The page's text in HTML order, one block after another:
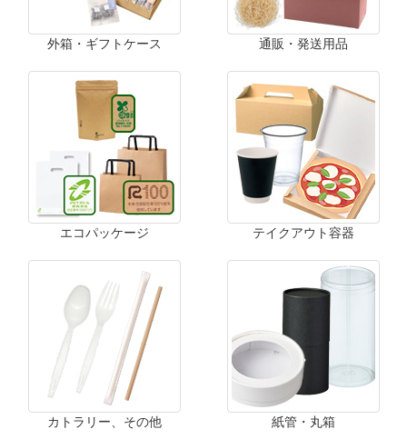
外箱・ギフトケース 通販・発送用品
エコパッケージ テイクアウト容器
カトラリー、その他 紙管・丸箱